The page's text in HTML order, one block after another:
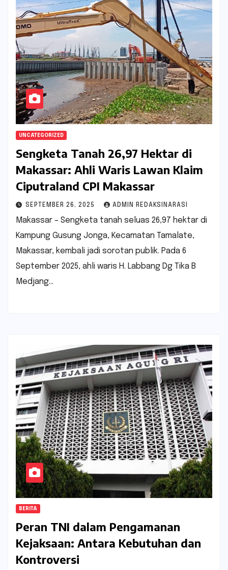
UNCATEGORIZED
Sengketa Tanah 26,97 Hektar di
Makassar: Ahli Waris Lawan Klaim
Ciputraland CPI Makassar
SEPTEMBER 26, 2025 ADMIN REDAKSINARASI
Makassar – Sengketa tanah seluas 26,97 hektar di
Kampung Gusung Jonga, Kecamatan Tamalate,
Makassar, kembali jadi sorotan publik. Pada 6
September 2025, ahli waris H. Labbang Dg Tika B
Medjang…
BERITA
Peran TNI dalam Pengamanan
Kejaksaan: Antara Kebutuhan dan
Kontroversi